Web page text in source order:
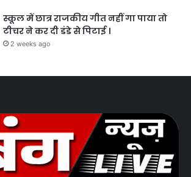
स्कूल में छात्र राजकीय गीत नहीं गा पाया तो
टीचर ने कर दी डंडे से पिटाई ।
2 weeks ago